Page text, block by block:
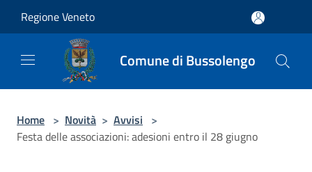
Regione Veneto
Comune di Bussolengo
Home > Novità > Avvisi >
Festa delle associazioni: adesioni entro il 28 giugno